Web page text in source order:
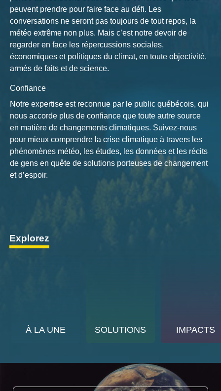
peuvent prendre pour faire face au défi. Les
conversations ne seront pas toujours de tout repos, la
météo extrême non plus. Mais c’est notre devoir de
regarder en face les répercussions sociales,
économiques et politiques du climat, en toute objectivité,
armés de faits et de science.
Confiance
Notre expertise est reconnue par le public québécois, qui
nous accorde plus de confiance que toute autre source
en matière de changements climatiques. Suivez-nous
pour mieux comprendre la crise climatique à travers les
phénomènes météo, les études, les données et les récits
de gens en quête de solutions porteuses de changement
et d’espoir.
Explorez
À LA UNE SOLUTIONS IMPACTS